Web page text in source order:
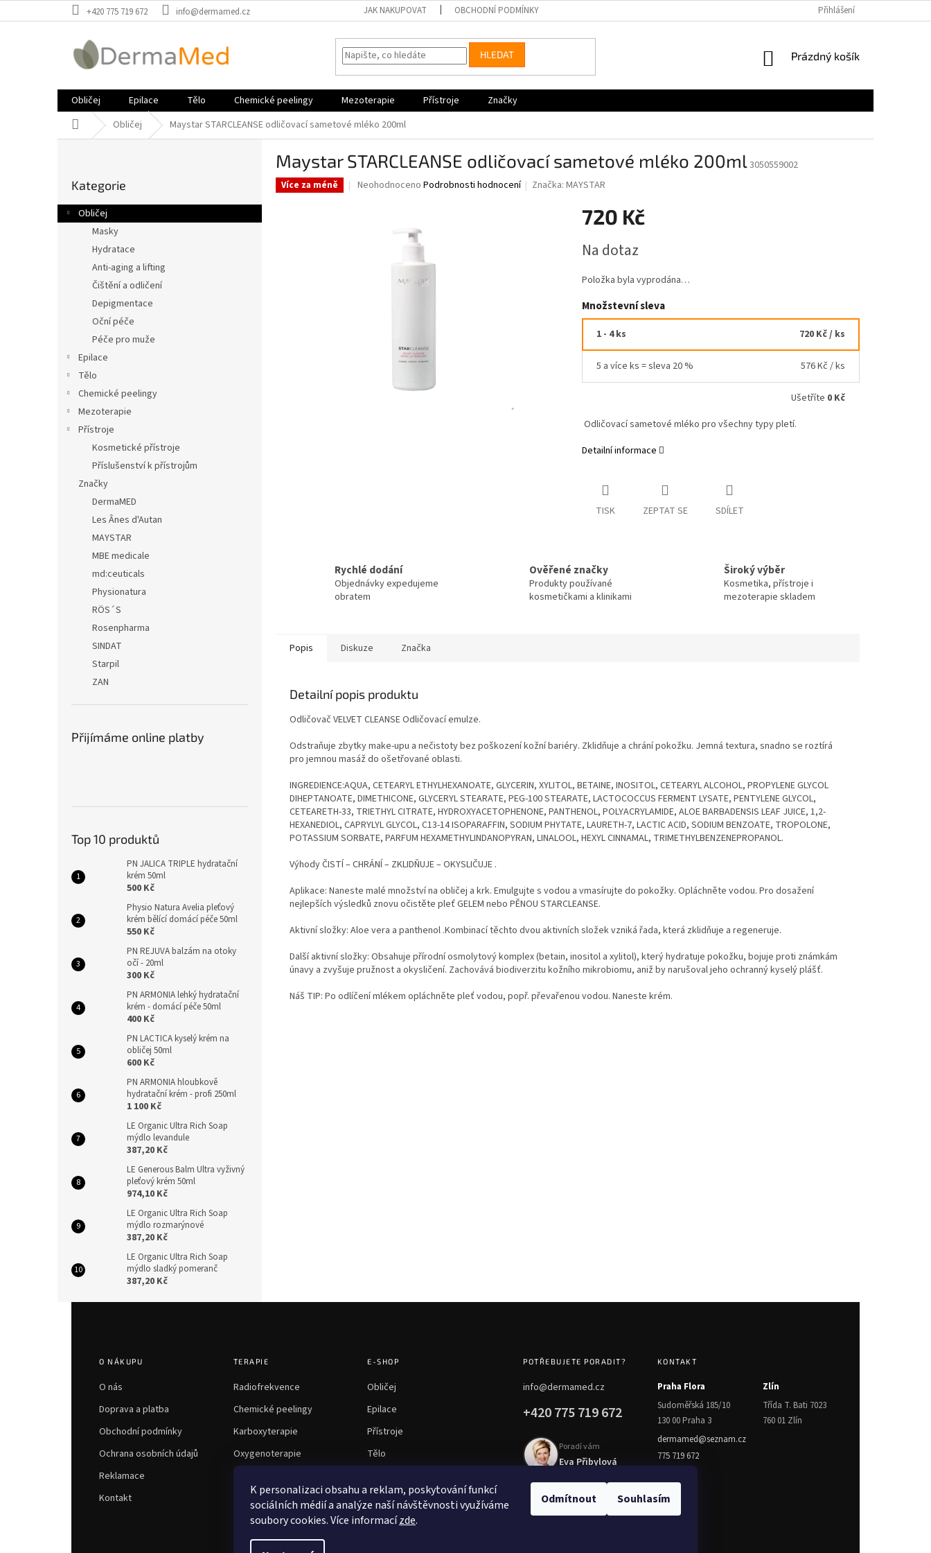
K personalizaci obsahu a reklam, poskytování funkcí
sociálních médií a analýze naší návštěvnosti využíváme
soubory cookies. Více informacízde.
Odmítnout Souhlasím
na
+420 775 719 672 info@dermamed.cz JAK NAKUPOVAT OBCHODNÍ PODMÍNKY Přihlášení
HLEDAT
NÁKUPNÍ
Prázdný košík
Obličej Epilace Tělo Chemické peelingy Mezoterapie Přístroje
Značky
Domů Obličej Maystar STARCLEANSE odličovací sametové mléko 200ml
r
a
kategorie
Kategorie
Obličej
Masky
Hydratace
Anti-aging a lifting
Čištění a odličení
Depigmentace
Oční péče
Péče pro muže
Epilace
Tělo
Chemické peelingy
Mezoterapie
Přístroje
Kosmetické přístroje
Příslušenství k přístrojům
Značky
DermaMED
Les Ânes d'Autan
MAYSTAR
MBE medicale
md:ceuticals
Physionatura
RÖS´S
Rosenpharma
SINDAT
Starpil
ZAN
Přijímáme online platby
Top 10 produktů
PN JALICA TRIPLE hydratační
krém 50ml
500 Kč
Physio Natura Avelia pleťový
krém bělící domácí péče 50ml
550 Kč
PN REJUVA balzám na otoky
očí - 20ml
300 Kč
PN ARMONIA lehký hydratační
krém - domácí péče 50ml
400 Kč
PN LACTICA kyselý krém na
obličej 50ml
600 Kč
PN ARMONIA hloubkově
hydratační krém - profi 250ml
1 100 Kč
LE Organic Ultra Rich Soap
mýdlo levandule
387,20 Kč
LE Generous Balm Ultra vyživný
pleťový krém 50ml
974,10 Kč
LE Organic Ultra Rich Soap
mýdlo rozmarýnové
387,20 Kč
LE Organic Ultra Rich Soap
mýdlo sladký pomeranč
387,20 Kč
Maystar STARCLEANSE odličovací sametové mléko 200ml3050559002
Více za méně
Průměrné
hvězdiček.
Neohodnoceno Podrobnosti hodnocení Značka:MAYSTAR
720 Kč
cena:
Na dotaz
Položka byla vyprodána…
Množstevní sleva
1 - 4 ks 720 Kč/ ks
5 a více ks = sleva 20 % 576 Kč / ks
Ušetříte 0 Kč
Odličovací sametové mléko pro všechny typy pletí.
Detailní informace
TISK ZEPTAT SE SDÍLET
Rychlé dodání
Objednávky expedujeme
obratem
Ověřené značky
Produkty používané
kosmetičkami a klinikami
Široký výběr
Kosmetika, přístroje i
mezoterapie skladem
Popis Diskuze Značka
Detailní popis produktu
Odličovač VELVET CLEANSE Odličovací emulze.
Odstraňuje zbytky make-upu a nečistoty bez poškození kožní bariéry. Zklidňuje a chrání pokožku. Jemná textura, snadno se roztírá
pro jemnou masáž do ošetřované oblasti.
INGREDIENCE:AQUA, CETEARYL ETHYLHEXANOATE, GLYCERIN, XYLITOL, BETAINE, INOSITOL, CETEARYL ALCOHOL, PROPYLENE GLYCOL
DIHEPTANOATE, DIMETHICONE, GLYCERYL STEARATE, PEG-100 STEARATE, LACTOCOCCUS FERMENT LYSATE, PENTYLENE GLYCOL,
CETEARETH-33, TRIETHYL CITRATE, HYDROXYACETOPHENONE, PANTHENOL, POLYACRYLAMIDE, ALOE BARBADENSIS LEAF JUICE, 1,2-
HEXANEDIOL, CAPRYLYL GLYCOL, C13-14 ISOPARAFFIN, SODIUM PHYTATE, LAURETH-7, LACTIC ACID, SODIUM BENZOATE, TROPOLONE,
POTASSIUM SORBATE, PARFUM HEXAMETHYLINDANOPYRAN, LINALOOL, HEXYL CINNAMAL, TRIMETHYLBENZENEPROPANOL.
Výhody ČISTÍ – CHRÁNÍ – ZKLIDŇUJE – OKYSLIČUJE .
Aplikace: Naneste malé množství na obličej a krk. Emulgujte s vodou a vmasírujte do pokožky. Opláchněte vodou. Pro dosažení
nejlepších výsledků znovu očistěte pleť GELEM nebo PĚNOU STARCLEANSE.
Aktivní složky: Aloe vera a panthenol .Kombinací těchto dvou aktivních složek vzniká řada, která zklidňuje a regeneruje.
Další aktivní složky: Obsahuje přírodní osmolytový komplex (betain, inositol a xylitol), který hydratuje pokožku, bojuje proti známkám
únavy a zvyšuje pružnost a okysličení. Zachovává biodiverzitu kožního mikrobiomu, aniž by narušoval jeho ochranný kyselý plášť.
Náš TIP: Po odlíčení mlékem opláchněte pleť vodou, popř. převařenou vodou. Naneste krém.
O NÁKUPU
O nás
Doprava a platba
Obchodní podmínky
Ochrana osobních údajů
Reklamace
Kontakt
TERAPIE
Radiofrekvence
Chemické peelingy
Karboxyterapie
Oxygenoterapie
E-SHOP
Obličej
Epilace
Přístroje
Tělo
Mezoterapie
POTŘEBUJETE PORADIT?
info@dermamed.cz
+420 775 719 672
Poradí vám
Eva Přibylová
KONTAKT
Praha Flora
Sudoměřská 185/10
130 00 Praha 3
dermamed@seznam.cz
775 719 672
Zlín
Třída T. Bati 7023
760 01 Zlín